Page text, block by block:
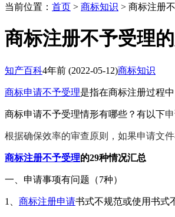
当前位置： 首页 > 商标知识 > 商标注册
商标注册不予受理
知产百科4年前 (2022-05-12)商标知识
商标申请不予受理是指在商标注册过程
商标申请不予受理情形有哪些？有以下
根据确保效率的审查原则，如果申请文
商标注册不予受理的29种情况汇总
一、申请事项有问题（7种）
1、 商标注册申请书式不规范或使用书式